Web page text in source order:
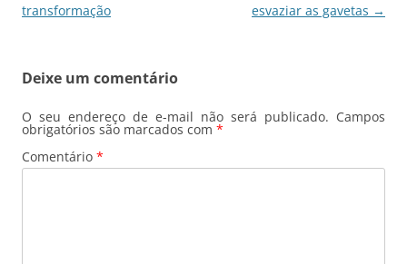
de
transformação
esvaziar as gavetas →
Deixe um comentário
O seu endereço de e-mail não será publicado. Campos
obrigatórios são marcados com *
Comentário *